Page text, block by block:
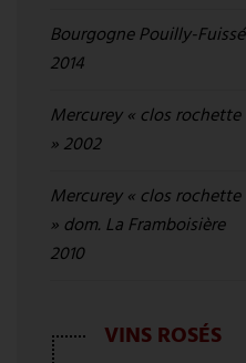
Bourgogne Pouilly-Fuissé
2014
Mercurey « clos rochette
» 2002
Mercurey « clos rochette
» dom. La Framboisière
2010
VINS ROSÉS